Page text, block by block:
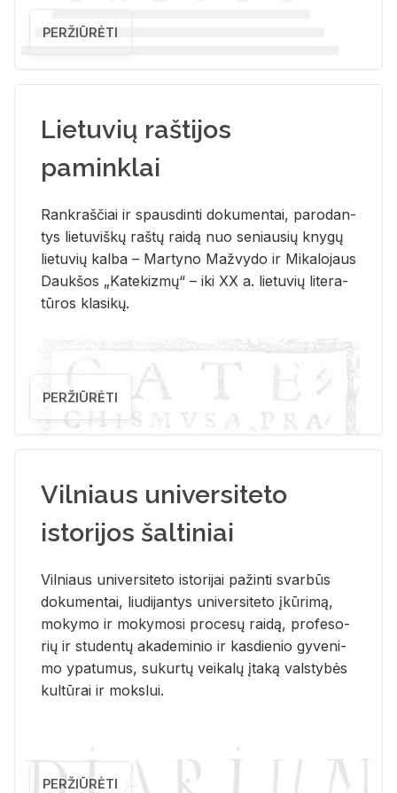
PERŽIŪRĖTI
Lietuvių raštijos
paminklai
Rank­raš­čiai ir spaus­din­ti do­ku­men­tai, pa­ro­dan­
tys lie­tu­viš­kų raš­tų rai­dą nuo se­niau­sių kny­gų
lie­tu­vių kal­ba – Mar­ty­no Ma­žvy­do ir Mi­ka­lo­jaus
Dauk­šos „Ka­te­kiz­mų“ – iki XX a. lie­tu­vių li­te­ra­
tū­ros kla­si­kų.
PERŽIŪRĖTI
Vilniaus universiteto
istorijos šaltiniai
Vil­niaus uni­ver­si­te­to is­to­ri­jai pa­žin­ti svar­būs
do­ku­men­tai, liu­di­jan­tys uni­ver­si­te­to įkū­ri­mą,
mo­ky­mo ir mo­ky­mo­si pro­ce­sų rai­dą, pro­fe­so­
rių ir stu­den­tų aka­de­mi­nio ir kas­die­nio gy­ve­ni­
mo ypa­tu­mus, su­kur­tų vei­ka­lų įta­ką vals­ty­bės
kul­tū­rai ir moks­lui.
PERŽIŪRĖTI